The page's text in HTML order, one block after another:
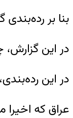
بنا بر
در این گزارش، چین هم با رده ‌۱۷۶‌، یکی
در این